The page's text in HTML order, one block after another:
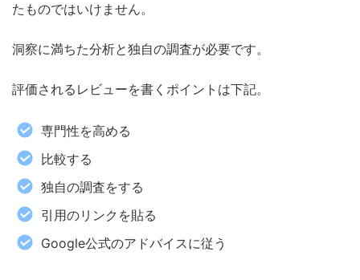
たものではいけません。
洞察に満ちた分析と独自の調査が必要です。
評価されるレビューを書くポイントは下記。
専門性を高める
比較する
独自の調査をする
引用のリンクを貼る
Google公式のアドバイスに従う